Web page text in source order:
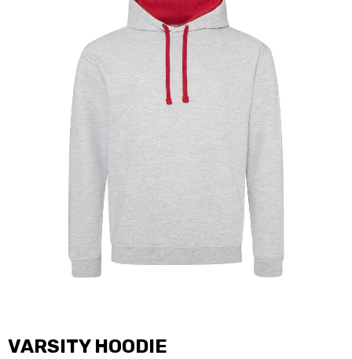
VARSITY HOODIE